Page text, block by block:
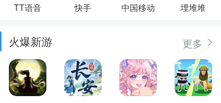
TT语音 快手 中国移动 埋堆堆
火爆新游 更多